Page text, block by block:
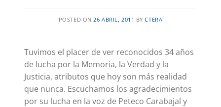
POSTED ON 26 ABRIL, 2011 BYCTERA
Tuvimos el placer de ver reconocidos 34 años
de lucha por la Memoria, la Verdad y la
Justicia, atributos que hoy son más realidad
que nunca. Escuchamos los agradecimientos
por su lucha en la voz de Peteco Carabajal y